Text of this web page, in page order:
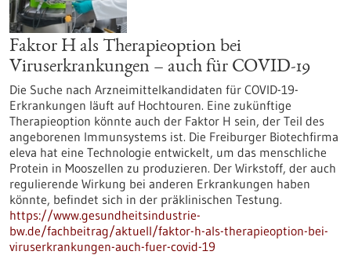
Faktor H als Therapieoption bei
Viruserkrankungen – auch für COVID-19
Die Suche nach Arzneimittelkandidaten für COVID-19-
Erkrankungen läuft auf Hochtouren. Eine zukünftige
Therapieoption könnte auch der Faktor H sein, der Teil des
angeborenen Immunsystems ist. Die Freiburger Biotechfirma
eleva hat eine Technologie entwickelt, um das menschliche
Protein in Mooszellen zu produzieren. Der Wirkstoff, der auch
regulierende Wirkung bei anderen Erkrankungen haben
könnte, befindet sich in der präklinischen Testung.
https://www.gesundheitsindustrie-
bw.de/fachbeitrag/aktuell/faktor-h-als-therapieoption-bei-
viruserkrankungen-auch-fuer-covid-19